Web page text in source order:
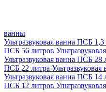
ванны
Ультразвуковая ванна ПСБ 1,3
ПСБ 56 литров
Ультразвуковая ванна ПСБ 28
ПСБ 22 литра
Ультразвуковая ванна ПСБ 14
ПСБ 12 литров